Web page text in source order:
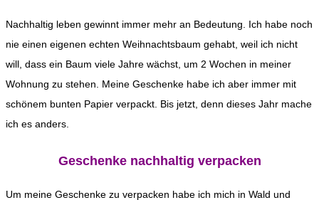
Nachhaltig leben gewinnt immer mehr an Bedeutung. Ich habe noch
nie einen eigenen echten Weihnachtsbaum gehabt, weil ich nicht
will, dass ein Baum viele Jahre wächst, um 2 Wochen in meiner
Wohnung zu stehen. Meine Geschenke habe ich aber immer mit
schönem bunten Papier verpackt. Bis jetzt, denn dieses Jahr mache
ich es anders.
Geschenke nachhaltig verpacken
Um meine Geschenke zu verpacken habe ich mich in Wald und